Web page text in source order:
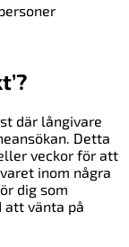
där långivare
Detta
veckor för att
inom några
dig som
att vänta på